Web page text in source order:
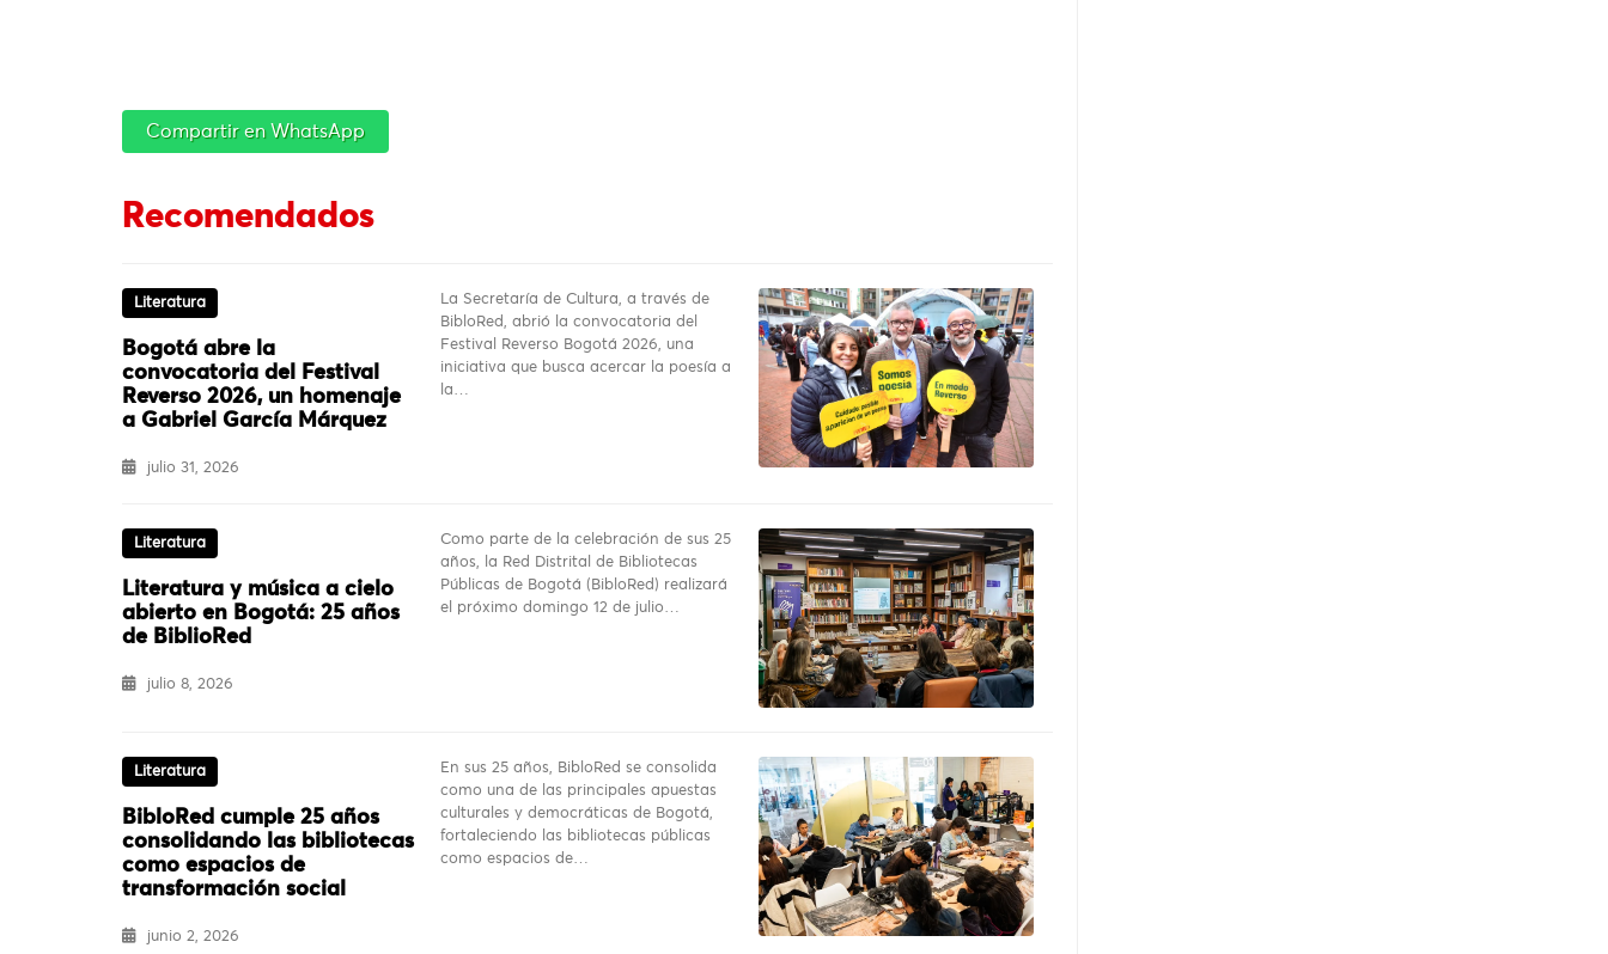
Compartir en WhatsApp
Recomendados
Literatura
Bogotá abre la
convocatoria del Festival
Reverso 2026, un homenaje
a Gabriel García Márquez
julio 31, 2026
La Secretaría de Cultura, a través de
BibloRed, abrió la convocatoria del
Festival Reverso Bogotá 2026, una
iniciativa que busca acercar la poesía a
la…
Literatura
Literatura y música a cielo
abierto en Bogotá: 25 años
de BiblioRed
julio 8, 2026
Como parte de la celebración de sus 25
años, la Red Distrital de Bibliotecas
Públicas de Bogotá (BibloRed) realizará
el próximo domingo 12 de julio…
Literatura
BibloRed cumple 25 años
consolidando las bibliotecas
como espacios de
transformación social
junio 2, 2026
En sus 25 años, BibloRed se consolida
como una de las principales apuestas
culturales y democráticas de Bogotá,
fortaleciendo las bibliotecas públicas
como espacios de…